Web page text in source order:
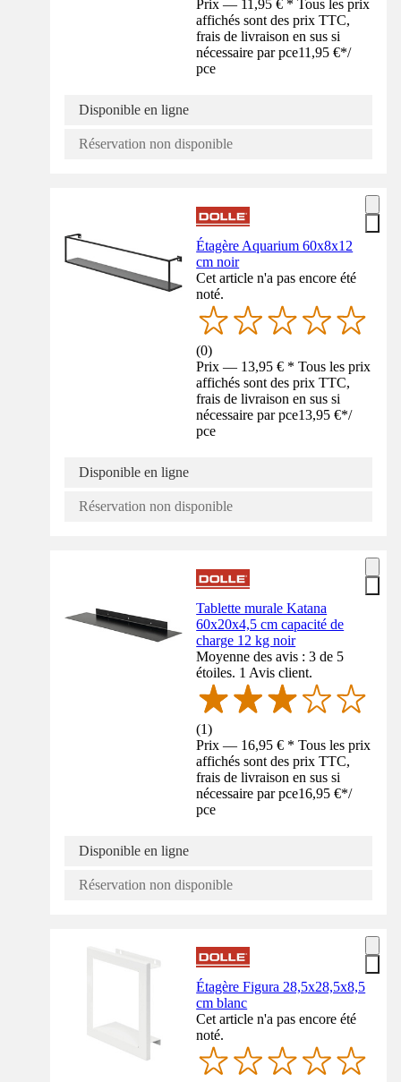
Prix — 11,95 € * Tous les prix
affichés sont des prix TTC,
frais de livraison en sus si
nécessaire par pce11,95 €*/
pce
Disponible en ligne
Réservation non disponible
Étagère Aquarium 60x8x12
cm noir
Cet article n'a pas encore été
noté.
(0)
Prix — 13,95 € * Tous les prix
affichés sont des prix TTC,
frais de livraison en sus si
nécessaire par pce13,95 €*/
pce
Disponible en ligne
Réservation non disponible
Tablette murale Katana
60x20x4,5 cm capacité de
charge 12 kg noir
Moyenne des avis : 3 de 5
étoiles. 1 Avis client.
(1)
Prix — 16,95 € * Tous les prix
affichés sont des prix TTC,
frais de livraison en sus si
nécessaire par pce16,95 €*/
pce
Disponible en ligne
Réservation non disponible
Étagère Figura 28,5x28,5x8,5
cm blanc
Cet article n'a pas encore été
noté.